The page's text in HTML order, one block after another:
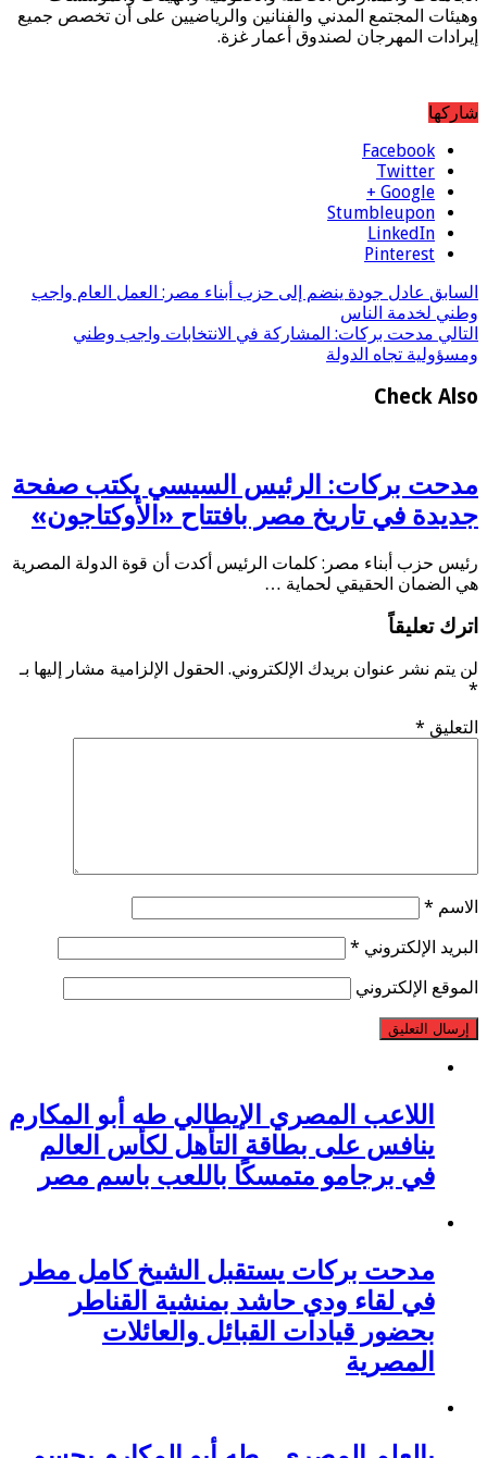
وهيئات المجتمع المدني والفنانين والرياضيين على أن تخصص جميع
إيرادات المهرجان لصندوق أعمار غزة.
شاركها
Facebook
Twitter
Google +
Stumbleupon
LinkedIn
Pinterest
السابق عادل جودة ينضم إلى حزب أبناء مصر: العمل العام واجب
وطني لخدمة الناس
التالي مدحت بركات: المشاركة في الانتخابات واجب وطني
ومسؤولية تجاه الدولة
Check Also
مدحت بركات: الرئيس السيسي يكتب صفحة
جديدة في تاريخ مصر بافتتاح «الأوكتاجون»
رئيس حزب أبناء مصر: كلمات الرئيس أكدت أن قوة الدولة المصرية
هي الضمان الحقيقي لحماية …
اترك تعليقاً
لن يتم نشر عنوان بريدك الإلكتروني. الحقول الإلزامية مشار إليها بـ
*
التعليق *
الاسم *
البريد الإلكتروني *
الموقع الإلكتروني
اللاعب المصري الإيطالي طه أبو المكارم
ينافس على بطاقة التأهل لكأس العالم
في برجامو متمسكًا باللعب باسم مصر
مدحت بركات يستقبل الشيخ كامل مطر
في لقاء ودي حاشد بمنشية القناطر
بحضور قيادات القبائل والعائلات
المصرية